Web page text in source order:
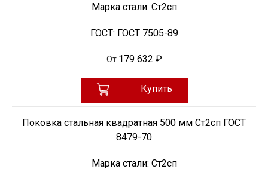
Марка стали: Ст2сп
ГОСТ: ГОСТ 7505-89
От 179 632 ₽
Купить
Поковка стальная квадратная 500 мм Ст2сп ГОСТ
8479-70
Марка стали: Ст2сп